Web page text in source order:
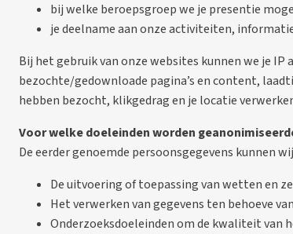
bij welke beroepsgroep we je presentie
je deelname aan onze activiteiten,
Bij het gebruik van onze websites kunnen we je
bezochte/gedownloade pagina’s en content,
hebben bezocht, klikgedrag en je locatie
Voor welke doeleinden worden
De eerder genoemde persoonsgegevens kunnen
De uitvoering of toepassing van wetten en
Het verwerken van gegevens ten behoeve
Onderzoeksdoeleinden om de kwaliteit van